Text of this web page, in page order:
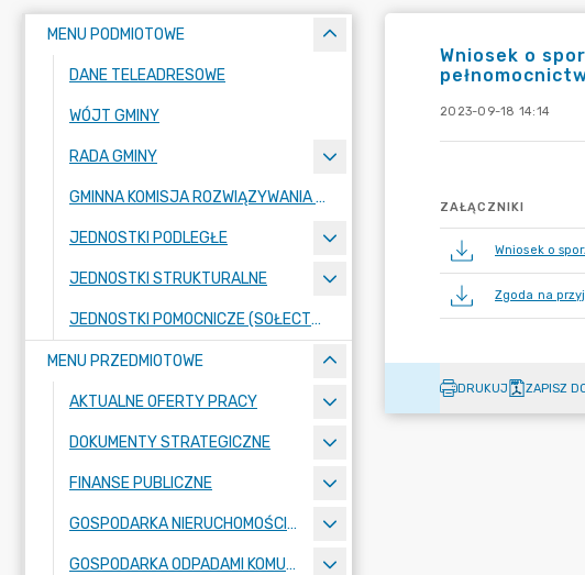
MENU PODMIOTOWE
DANE TELEADRESOWE
WÓJT GMINY
RADA GMINY
GMINNA KOMISJA ROZWIĄZYWANIA PROBLEMÓW ALKOHOLOWYCH
JEDNOSTKI PODLEGŁE
JEDNOSTKI STRUKTURALNE
JEDNOSTKI POMOCNICZE (SOŁECTWA)
MENU PRZEDMIOTOWE
AKTUALNE OFERTY PRACY
DOKUMENTY STRATEGICZNE
FINANSE PUBLICZNE
GOSPODARKA NIERUCHOMOŚCIAMI
GOSPODARKA ODPADAMI KOMUNALNYMI
Wniosek o
2023-09-18 14:14
ZAŁĄCZNIKI
Wniosek o
Zgoda na
DRUKUJ ZAPISZ